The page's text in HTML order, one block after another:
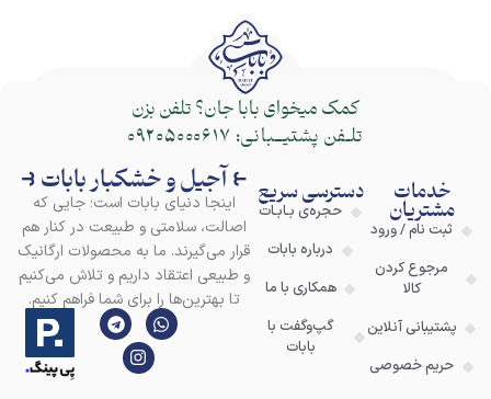
کمک میخوای بابا جان؟ تلفن بزن
تلـفن پشتیــبانی: 09205000617
خدمات
مشتریان
ثبت نام / ورود
مرجوع کردن
کالا
پشتیبانی آنلاین
حریم خصوصی
⥼ آجیل و خشکبار بابات ⥽
اینجا دنیای بابات است؛ جایی که
اصالت، سلامتی و طبیعت در کنار هم
قرار می‌گیرند. ما به محصولات ارگانیک
و طبیعی اعتقاد داریم و تلاش می‌کنیم
تا بهترین‌ها را برای شما فراهم کنیم.
دسترسی سریع
حجره‌ی بـابـات
درباره بابات
همکاری با ما
گپ‌وگفت با
بابات